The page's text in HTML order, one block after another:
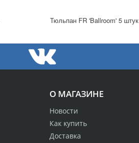
Тюльпан FR 'Ballroom' 5 штук
О МАГАЗИНЕ
Новости
Как купить
Доставка